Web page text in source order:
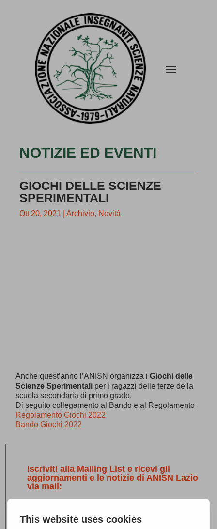
NOTIZIE ED EVENTI
GIOCHI DELLE SCIENZE
SPERIMENTALI
Ott 20, 2021 |Archivio, Novità
Anche quest’anno l’ANISN organizza iGiochi delle
Scienze Sperimentali per i ragazzi delle terze della
scuola secondaria di primo grado.
Di seguito collegamento al Bando e al Regolamento
Regolamento Giochi 2022
Bando Giochi 2022
Iscriviti alla Mailing List e ricevi gli
aggiornamenti e le notizie di ANISN Lazio
via mail: